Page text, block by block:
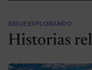
SIGUE EXPLORANDO
Historias